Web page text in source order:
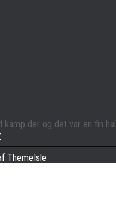
kamp der og det var en fin hal
ThemeIsle